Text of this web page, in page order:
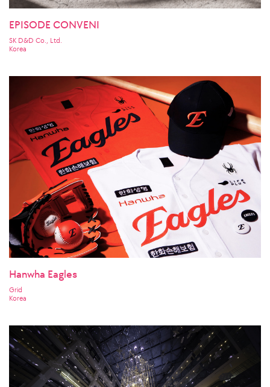
EPISODE CONVENI
SK D&D Co., Ltd.
Korea
Hanwha Eagles
Grid
Korea